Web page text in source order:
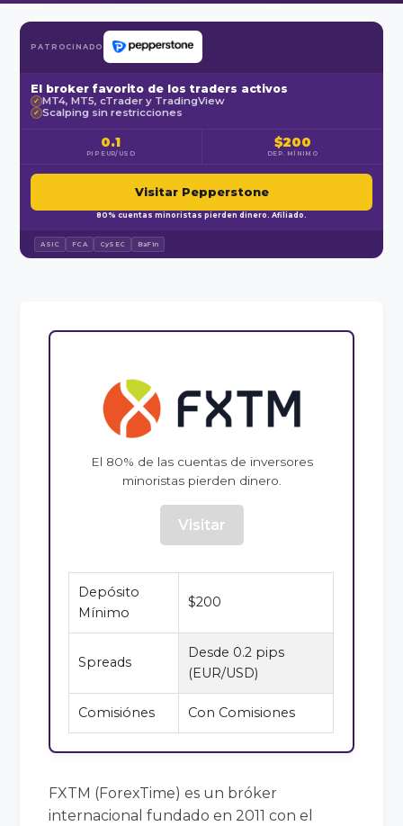
PATROCINADO
El broker favorito de los traders activos
✓ MT4, MT5, cTrader y TradingView
✓ Scalping sin restricciones
0.1
PIP EUR/USD
$200
DEP. MÍNIMO
Visitar Pepperstone
80% cuentas minoristas pierden dinero. Afiliado.
ASIC FCA CySEC BaFin
El 80% de las cuentas de inversores
minoristas pierden dinero.
Visitar
Depósito
Mínimo
$200
Spreads
Desde 0.2 pips
(EUR/USD)
Comisiónes Con Comisiones
FXTM (ForexTime) es un bróker
internacional fundado en 2011 con el